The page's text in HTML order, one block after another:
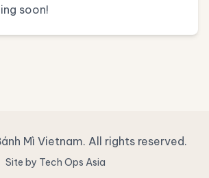
soon!
Mì Vietnam. All rights reserved.
Site by Tech Ops Asia